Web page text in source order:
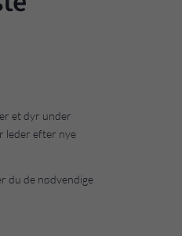
et dyr under
leder efter nye
du de nødvendige